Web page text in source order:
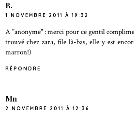
B.
1 NOVEMBRE 2011 À 19:32
A "anonyme" : merci pour ce gentil
trouvé chez zara, file là-bas, elle y est
marron!)
RÉPONDRE
Mn
2 NOVEMBRE 2011 À 12:36